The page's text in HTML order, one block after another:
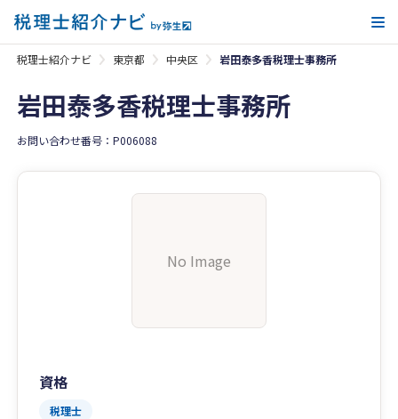
税理士紹介ナビ 東京都 中央区 岩田泰多香税理士事務所
岩田泰多香税理士事務所
お問い合わせ番号：P006088
No Image
資格
税理士